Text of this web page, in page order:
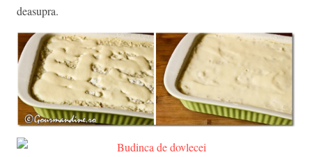
deasupra.